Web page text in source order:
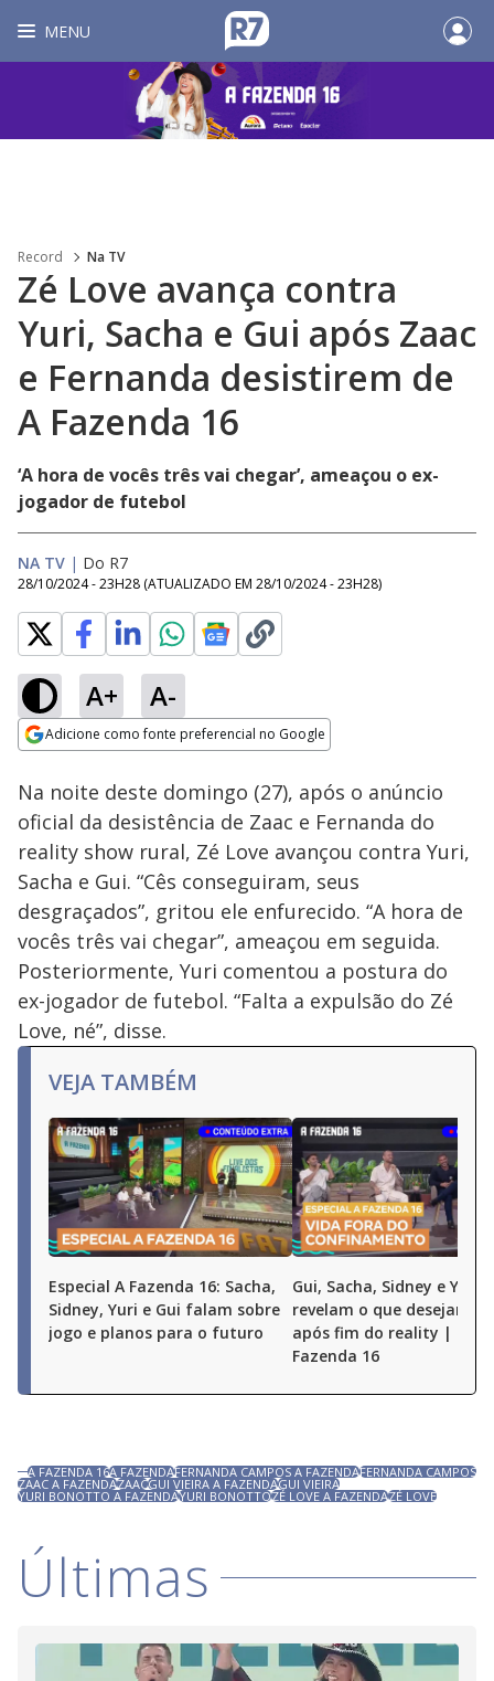
MENU
Record Na TV
Zé Love avança contra
Yuri, Sacha e Gui após Zaac
e Fernanda desistirem de
A Fazenda 16
‘A hora de vocês três vai chegar’, ameaçou o ex-
jogador de futebol
NA TV | Do R7
28/10/2024 - 23H28 (ATUALIZADO EM 28/10/2024 - 23H28)
A+ A-
Adicione como fonte preferencial no Google
Ativar
Loaded
27.36%
Na noite deste domingo (27), após o anúncio
oficial da desistência de Zaac e Fernanda do
reality show rural, Zé Love avançou contra Yuri,
Sacha e Gui. “Cês conseguiram, seus
desgraçados”, gritou ele enfurecido. “A hora de
vocês três vai chegar”, ameaçou em seguida.
Posteriormente, Yuri comentou a postura do
ex-jogador de futebol. “Falta a expulsão do Zé
Love, né”, disse.
VEJA TAMBÉM
Especial A Fazenda 16: Sacha,
Sidney, Yuri e Gui falam sobre
jogo e planos para o futuro
Gui, Sacha, Sidney e Yuri
revelam o que desejam
após fim do reality |
Fazenda 16
A FAZENDA 16A FAZENDAFERNANDA CAMPOS A FAZENDAFERNANDA CAMPOS
ZAAC A FAZENDAZAACGUI VIEIRA A FAZENDAGUI VIEIRA
YURI BONOTTO A FAZENDAYURI BONOTTOZÉ LOVE A FAZENDAZÉ LOVE
Últimas